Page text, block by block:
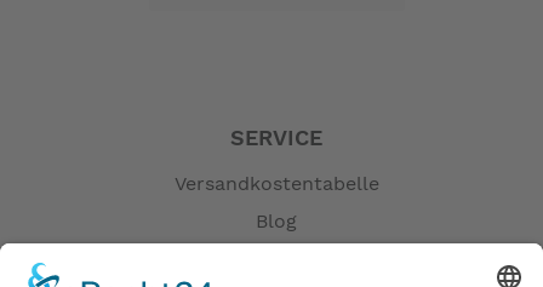
SERVICE
Versandkostentabelle
Blog